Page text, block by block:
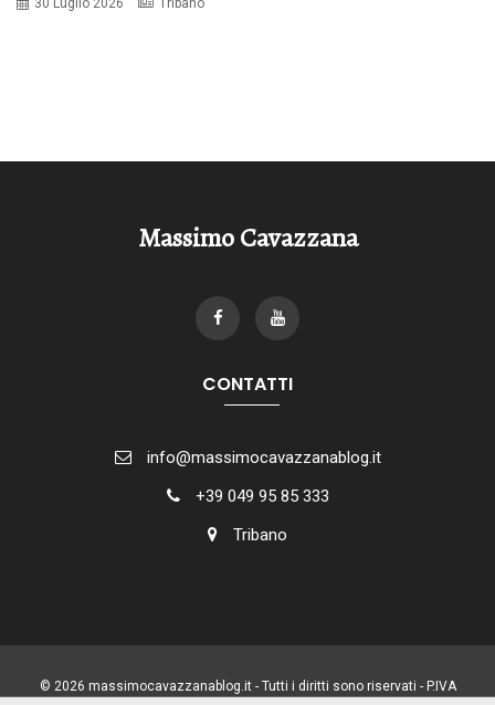
30 Luglio 2026 Tribano
Massimo Cavazzana
CONTATTI
info@massimocavazzanablog.it
+39 049 95 85 333
Tribano
© 2026 massimocavazzanablog.it - Tutti i diritti sono riservati - P.IVA